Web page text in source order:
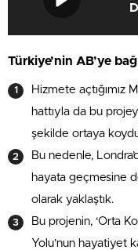
Türkiye’nin AB’ye
Hizmete açtığımız
hattıyla da bu
şekilde ortaya
Bu nedenle,
hayata geçmesine
olarak yaklaştık.
Bu projenin, ‘Orta
Yolu’nun hayatiyet